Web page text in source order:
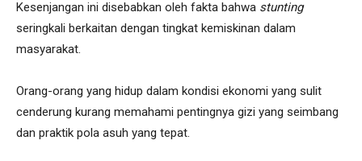
Kesenjangan ini disebabkan oleh fakta bahwa stunting
seringkali berkaitan dengan tingkat kemiskinan dalam
masyarakat.
Orang-orang yang hidup dalam kondisi ekonomi yang sulit
cenderung kurang memahami pentingnya gizi yang seimbang
dan praktik pola asuh yang tepat.